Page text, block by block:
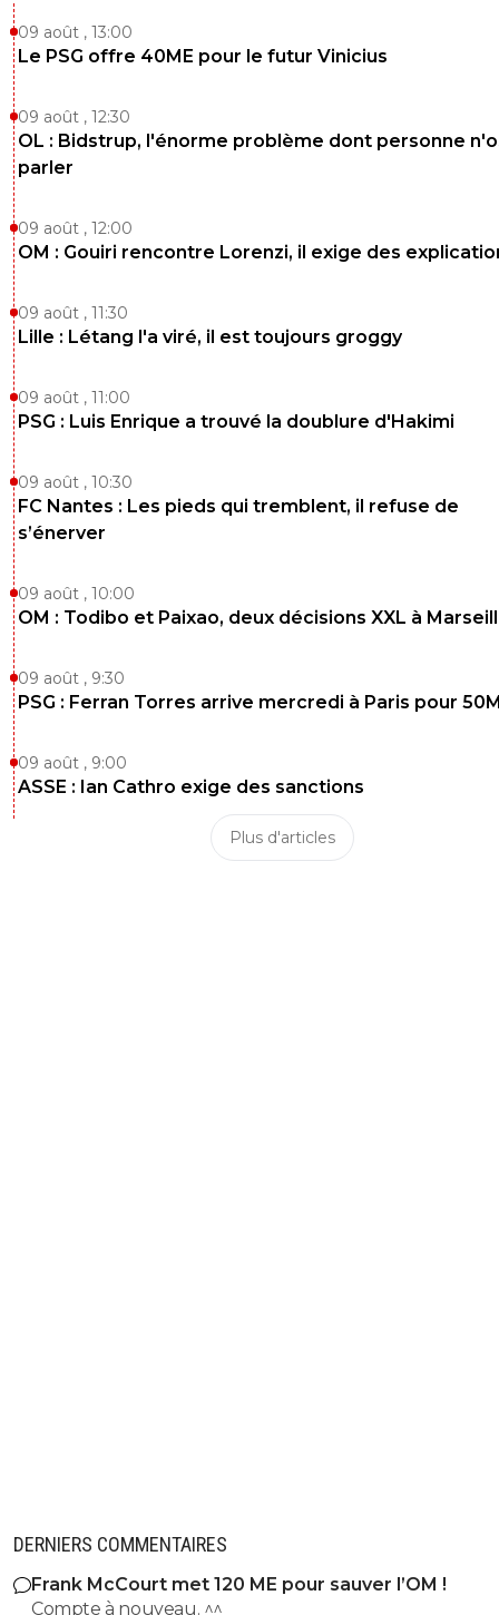
09 août , 13:00
Le PSG offre 40ME pour le futur Vinicius
09 août , 12:30
OL : Bidstrup, l'énorme problème dont personne
parler
09 août , 12:00
OM : Gouiri rencontre Lorenzi, il exige des
09 août , 11:30
Lille : Létang l'a viré, il est toujours groggy
09 août , 11:00
PSG : Luis Enrique a trouvé la doublure d'Hakimi
09 août , 10:30
FC Nantes : Les pieds qui tremblent, il refuse de
s’énerver
09 août , 10:00
OM : Todibo et Paixao, deux décisions XXL à
09 août , 9:30
PSG : Ferran Torres arrive mercredi à Paris pour
09 août , 9:00
ASSE : Ian Cathro exige des sanctions
Plus d'articles
DERNIERS COMMENTAIRES
Frank McCourt met 120 ME pour sauver l’OM !
Compte à nouveau. ^^